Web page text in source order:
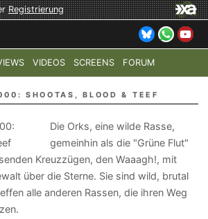
Registrierung
VIDEOS SCREENS FORUM
MODERN WARFARE 4 HALO:
SHOOTAS, BLOOD & TEEF
Die Orks, eine wilde Rasse,
gemeinhin als die "Grüne Flut"
Kreuzzügen, den Waaagh!, mit
über die Sterne. Sie sind wild, brutal
alle anderen Rassen, die ihren Weg